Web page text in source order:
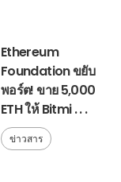
Ethereum
Foundation ขยับ
พอร์ต! ขาย 5,000
ETH ให้ Bitmi . . .
ข่าวสาร